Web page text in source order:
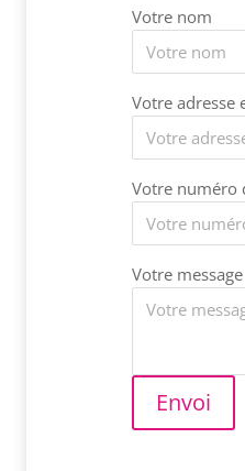
Votre nom
Votre adresse
Votre numéro
Votre message
Envoi